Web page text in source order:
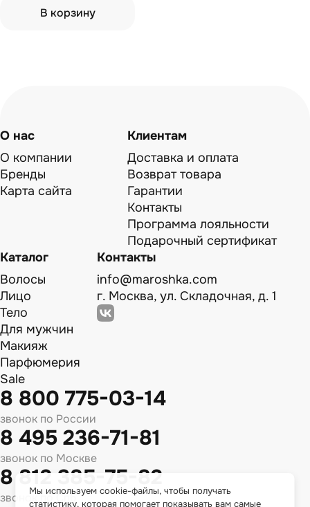
В корзину
О нас
О компании
Бренды
Карта сайта
Клиентам
Доставка и оплата
Возврат товара
Гарантии
Контакты
Программа лояльности
Подарочный сертификат
Каталог
Волосы
Лицо
Тело
Для мужчин
Макияж
Парфюмерия
Sale
Контакты
info@maroshka.com
г. Москва, ул. Складочная, д. 1
8 800 775-03-14
звонок по России
8 495 236-71-81
звонок по Москве
8 812 385-75-82
звонок по Спб
Мы используем cookie-файлы, чтобы получать
статистику, которая помогает показывать вам самые